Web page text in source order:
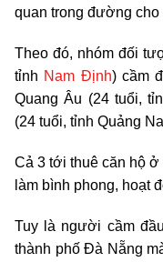
quan trong đường cho
Theo đó, nhóm đối
tỉnh Nam Định) cầm
Quang Âu (24 tuổi,
(24 tuổi, tỉnh Quảng
Cả 3 tới thuê căn hộ
làm bình phong, hoạt
Tuy là người cầm
thành phố Đà Nẵng